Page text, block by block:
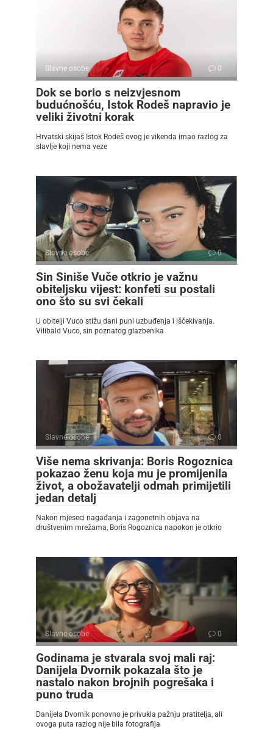
Slavne osobe 0
Dok se borio s neizvjesnom
budućnošću, Istok Rodeš napravio je
veliki životni korak
Hrvatski skijaš Istok Rodeš ovog je vikenda imao razlog za
slavlje koji nema veze
Slavne osobe 0
Sin Siniše Vuče otkrio je važnu
obiteljsku vijest: konfeti su postali
ono što su svi čekali
U obitelji Vuco stižu dani puni uzbuđenja i iščekivanja.
Vilibald Vuco, sin poznatog glazbenika
Slavne osobe 0
Više nema skrivanja: Boris Rogoznica
pokazao ženu koja mu je promijenila
život, a obožavatelji odmah primijetili
jedan detalj
Nakon mjeseci nagađanja i zagonetnih objava na
društvenim mrežama, Boris Rogoznica napokon je otkrio
Slavne osobe 0
Godinama je stvarala svoj mali raj:
Danijela Dvornik pokazala što je
nastalo nakon brojnih pogrešaka i
puno truda
Danijela Dvornik ponovno je privukla pažnju pratitelja, ali
ovoga puta razlog nije bila fotografija